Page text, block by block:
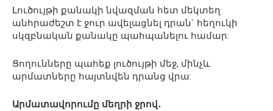
Լուծույթի քանակի նվազման հետ մեկտեղ
անհրաժեշտ է ջուր ավելացնել դրան` հեղուկի
սկզբնական քանակը պահպանելու համար:
Ցողունները պահեք լուծույթի մեջ, մինչև
արմատները հայտնվեն դրանց վրա:
Արմատավորումը մեղրի ջրով․